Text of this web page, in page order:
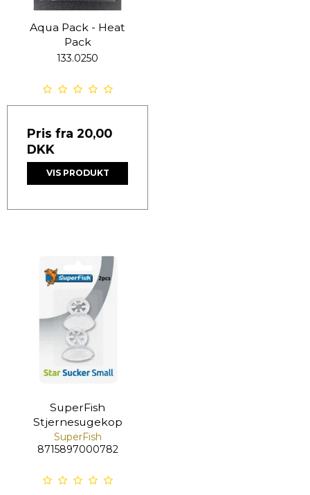
Aqua Pack - Heat
Pack
133.0250
Pris fra 20,00
DKK
VIS PRODUKT
SuperFish
Stjernesugekop
SuperFish
8715897000782